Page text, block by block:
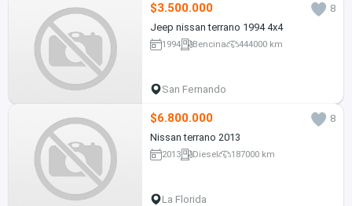
$3.500.000
8
Jeep nissan terrano 1994 4x4
1994 Bencina 444000 km
San Fernando
$6.800.000
8
Nissan terrano 2013
2013 Diesel 187000 km
La Florida